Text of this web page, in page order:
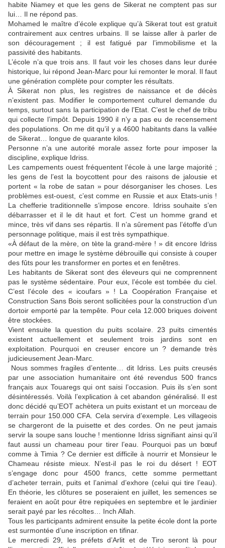
habite Niamey et que les gens de Sikerat ne comptent pas sur
lui… Il ne répond pas.
Mohamed le maître d’école explique qu’à Sikerat tout est gratuit
contrairement aux centres urbains. Il se laisse aller à parler de
son découragement ; il est fatigué par l’immobilisme et la
passivité des habitants.
L’école n’a que trois ans. Il faut voir les choses dans leur durée
historique, lui répond Jean-Marc pour lui remonter le moral. Il faut
une génération complète pour compter les résultats.
À Sikerat non plus, les registres de naissance et de décès
n’existent pas. Modifier le comportement culturel demande du
temps, surtout sans la participation de l’Etat. C’est le chef de tribu
qui collecte l’impôt. Depuis 1990 il n’y a pas eu de recensement
des populations. On me dit qu’il y a 4600 habitants dans la vallée
de Sikerat… longue de quarante kilos.
Personne n’a une autorité morale assez forte pour imposer la
discipline, explique Idriss.
Les campements ouest fréquentent l’école à une large majorité ;
les gens de l’est la boycottent pour des raisons de jalousie et
portent « la robe de satan » pour désorganiser les choses. Les
problèmes est-ouest, c’est comme en Russie et aux Etats-unis !
La chefferie traditionnelle s’impose encore. Idriss souhaite s’en
débarrasser et il le dit haut et fort. C’est un homme grand et
mince, très vif dans ses répartis. Il n’a sûrement pas l’étoffe d’un
personnage politique, mais il est très sympathique.
«À défaut de la mère, on tète la grand-mère ! » dit encore Idriss
pour mettre en image le système débrouille qui consiste à couper
des fûts pour les transformer en portes et en fenêtres.
Les habitants de Sikerat sont des éleveurs qui ne comprennent
pas le système sédentaire. Pour eux, l’école est tombée du ciel.
C’est l’école des « icoufars » ! La Coopération Française et
Construction Sans Bois seront sollicitées pour la construction d’un
dortoir emporté par la tempête. Pour cela 12.000 briques doivent
être stockées.
Vient ensuite la question du puits scolaire. 23 puits cimentés
existent actuellement et seulement trois jardins sont en
exploitation. Pourquoi en creuser encore un ? demande très
judicieusement Jean-Marc.
Nous sommes fragiles d’entente… dit Idriss. Les puits creusés
par une association humanitaire ont été revendus 500 francs
français aux Touaregs qui ont saisi l’occasion. Puis ils s’en sont
désintéressés. Voilà l’explication à cet abandon généralisé. Il est
donc décidé qu’EOT achètera un puits existant et un morceau de
terrain pour 150.000 CFA. Cela servira d’exemple. Les villageois
se chargeront de la puisette et des cordes. On ne peut jamais
servir la soupe sans louche ! mentionne Idriss signifiant ainsi qu’il
faut aussi un chameau pour tirer l’eau. Pourquoi pas un bœuf
comme à Timia ? Ce dernier est difficile à nourrir et Monsieur le
Chameau résiste mieux. N’est-il pas le roi du désert ! EOT
s’engage donc pour 4500 francs, cette somme permettant
d’acheter terrain, puits et l’animal d’exhore (celui qui tire l’eau).
En théorie, les clôtures se poseraient en juillet, les semences se
feraient en août pour être repiquées en septembre et le jardinier
serait payé par les récoltes… Inch Allah.
Tous les participants admirent ensuite la petite école dont la porte
est surmontée d’une inscription en tifinar.
Le mercredi 29, les préfets d’Arlit et de Tiro seront là pour